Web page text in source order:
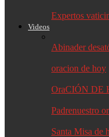
Expertos
Videos
Abinader
oracion de hoy
OraCIÓN DE
Padrenuestro
Santa Misa de